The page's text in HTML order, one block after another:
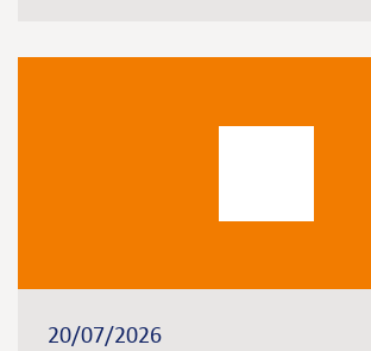
20/07/2026